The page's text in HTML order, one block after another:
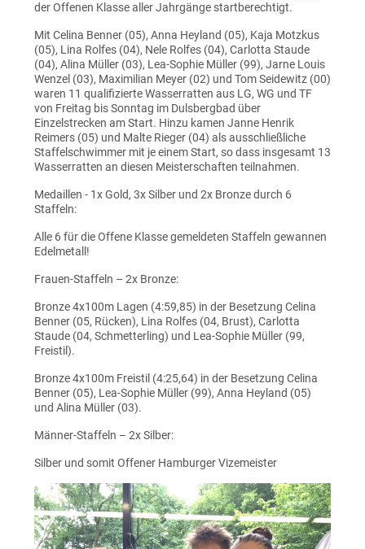
der Offenen Klasse aller Jahrgänge startberechtigt.
Mit Celina Benner (05), Anna Heyland (05), Kaja Motzkus
(05), Lina Rolfes (04), Nele Rolfes (04), Carlotta Staude
(04), Alina Müller (03), Lea-Sophie Müller (99), Jarne Louis
Wenzel (03), Maximilian Meyer (02) und Tom Seidewitz (00)
waren 11 qualifizierte Wasserratten aus LG, WG und TF
von Freitag bis Sonntag im Dulsbergbad über
Einzelstrecken am Start. Hinzu kamen Janne Henrik
Reimers (05) und Malte Rieger (04) als ausschließliche
Staffelschwimmer mit je einem Start, so dass insgesamt 13
Wasserratten an diesen Meisterschaften teilnahmen.
Medaillen - 1x Gold, 3x Silber und 2x Bronze durch 6
Staffeln:
Alle 6 für die Offene Klasse gemeldeten Staffeln gewannen
Edelmetall!
Frauen-Staffeln – 2x Bronze:
Bronze 4x100m Lagen (4:59,85) in der Besetzung Celina
Benner (05, Rücken), Lina Rolfes (04, Brust), Carlotta
Staude (04, Schmetterling) und Lea-Sophie Müller (99,
Freistil).
Bronze 4x100m Freistil (4:25,64) in der Besetzung Celina
Benner (05), Lea-Sophie Müller (99), Anna Heyland (05)
und Alina Müller (03).
Männer-Staffeln – 2x Silber:
Silber und somit Offener Hamburger Vizemeister